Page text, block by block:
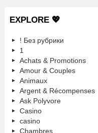
EXPLORE 💖
! Без рубрики
1
Achats & Promotions
Amour & Couples
Animaux
Argent & Récompenses
Ask Polyvore
Casino
casino
Chambres